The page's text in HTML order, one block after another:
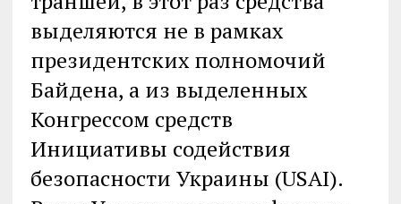
выделяются не в рамках
президентских полномочий
Байдена, а из выделенных
Конгрессом средств
Инициативы содействия
безопасности Украины (USAI).